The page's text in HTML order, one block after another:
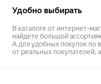
Удобно выбирать
В каталоге от интернет-
найдете большой
А для удобных покупок по
от реальных покупателей,